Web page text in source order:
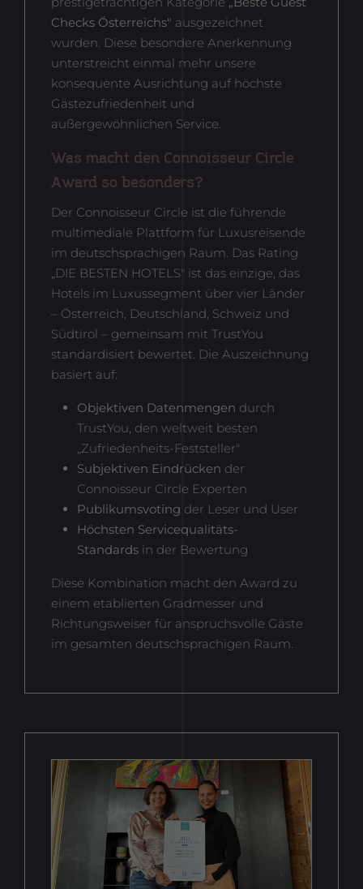
Checks Österreichs" ausgezeichnet
wurden. Diese besondere Anerkennung
unterstreicht einmal mehr unsere
konsequente Ausrichtung auf höchste
Gästezufriedenheit und
außergewöhnlichen Service.
Was macht den Connoisseur Circle
Award so besonders?
Der Connoisseur Circle ist die führende
multimediale Plattform für Luxusreisende
im deutschsprachigen Raum. Das Rating
„DIE BESTEN HOTELS" ist das einzige, das
Hotels im Luxussegment über vier Länder
– Österreich, Deutschland, Schweiz und
Südtirol – gemeinsam mit TrustYou
standardisiert bewertet. Die Auszeichnung
basiert auf:
Objektiven Datenmengen durch
TrustYou, den weltweit besten
„Zufriedenheits-Feststeller"
Subjektiven Eindrücken der
Connoisseur Circle Experten
Publikumsvoting der Leser und User
Höchsten Servicequalitäts-
Standards in der Bewertung
Diese Kombination macht den Award zu
einem etablierten Gradmesser und
Richtungsweiser für anspruchsvolle Gäste
im gesamten deutschsprachigen Raum.
Laufzeit 1 Woche
Zweck Cookie für die Buchungsstrecke
eindeutige Besucher zu erkennen.
Name _gid
Anbieter Google Analytics
Zweck
Das von Google Analytics installierte
_gid-Cookie speichert Informationen
darüber, wie Besucher eine Website
nutzen, und erstellt gleichzeitig einen
Analysebericht über die Leistung der
Website. Zu den gesammelten Daten
gehören die Anzahl der Besucher, ihre
Quelle und die Seiten, die sie anonym
besuchen.
Name _gat_gtag_
Anbieter Google Analytics
1 Minute
Von Google festgelegt, um Nutzer zu
unterscheiden.
Laufzeit 3 Monate
Zweck
Facebook setzt dieses Cookie, um den
Nutzern relevante Werbung zu zeigen,
indem es das Nutzerverhalten im
die über das Facebook-Pixel oder das
Facebook Social Plugin verfügen.